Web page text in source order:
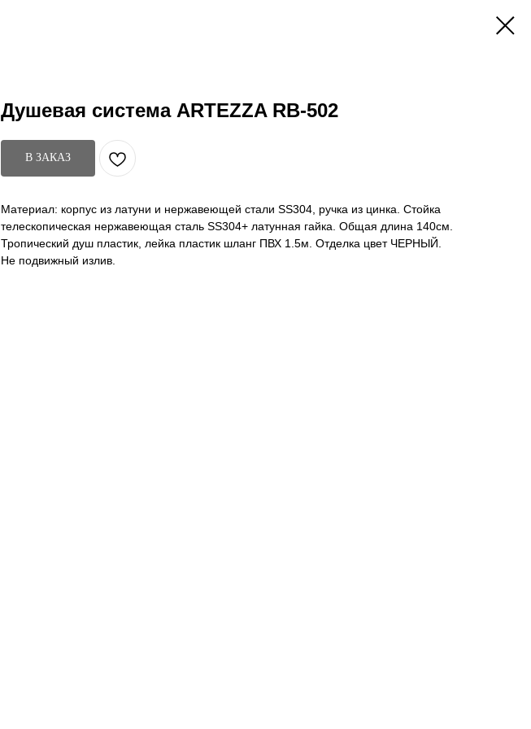
Душевая система ARTEZZA RB-502
В ЗАКАЗ
Материал: корпус из латуни и нержавеющей стали SS304, ручка из цинка. Стойка
телескопическая нержавеющая сталь SS304+ латунная гайка. Общая длина 140см.
Тропический душ пластик, лейка пластик шланг ПВХ 1.5м. Отделка цвет ЧЕРНЫЙ.
Не подвижный излив.